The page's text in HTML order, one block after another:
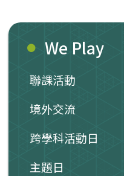
We Play
聯課活動
境外交流
跨學科活動日
主題日